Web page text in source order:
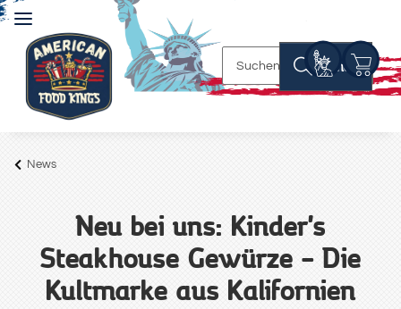
Suchen
News
Neu bei uns: Kinder's
Steakhouse Gewürze – Die
Kultmarke aus Kalifornien